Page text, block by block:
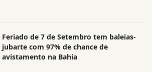
Feriado de 7 de Setembro tem baleias-
jubarte com 97% de chance de
avistamento na Bahia